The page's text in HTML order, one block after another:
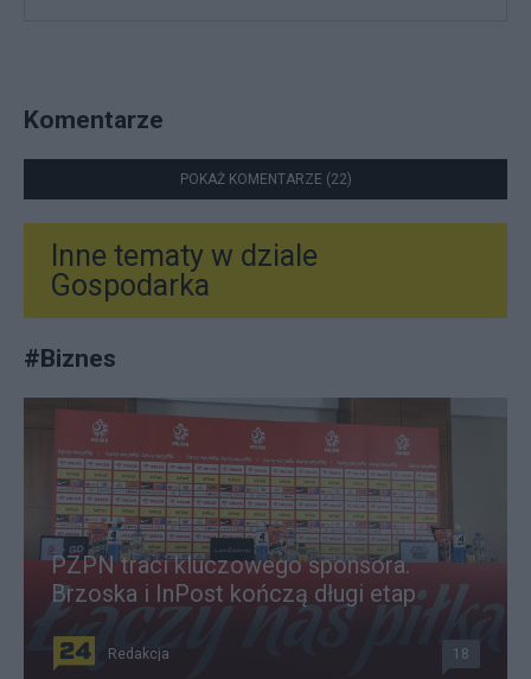
Komentarze
POKAŻ KOMENTARZE (22)
Inne tematy w dziale
Gospodarka
#Biznes
PZPN traci kluczowego sponsora.
Brzoska i InPost kończą długi etap
Redakcja 18